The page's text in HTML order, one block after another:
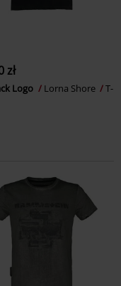
zł
Logo Lorna Shore
T-